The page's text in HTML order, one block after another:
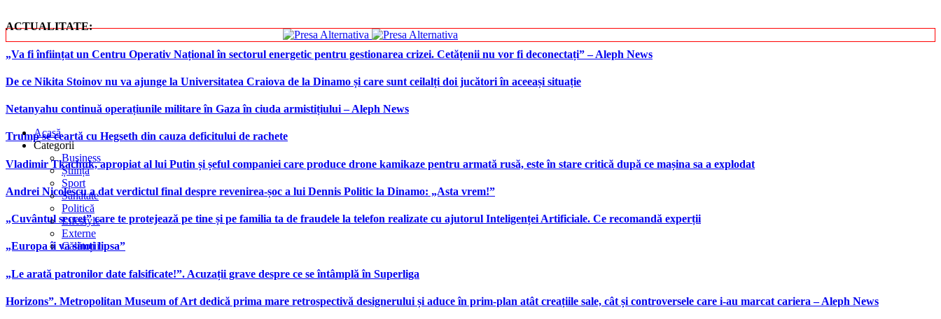
ACTUALITATE:
„Va fi înființat un Centru Operativ Național în sectorul energetic pentru gestionarea crizei. Cetățenii nu vor fi deconectați” – Aleph News
De ce Nikita Stoinov nu va ajunge la Universitatea Craiova de la Dinamo și care sunt ceilalți doi jucători în aceeași situație
Netanyahu continuă operațiunile militare în Gaza în ciuda armistițiului – Aleph News
Trump se ceartă cu Hegseth din cauza deficitului de rachete
Vladimir Tkachuk, apropiat al lui Putin și șeful companiei care produce drone kamikaze pentru armată rusă, este în stare critică după ce mașina sa a explodat
Andrei Nicolescu a dat verdictul final despre revenirea-șoc a lui Dennis Politic la Dinamo: „Asta vrem!”
„Cuvântul secret” care te protejează pe tine și pe familia ta de fraudele la telefon realizate cu ajutorul Inteligenței Artificiale. Ce recomandă experții
„Europa îi va simți lipsa”
„Le arată patronilor date falsificate!”. Acuzații grave despre ce se întâmplă în Superliga
Horizons”. Metropolitan Museum of Art dedică prima mare retrospectivă designerului și aduce în prim-plan atât creațiile sale, cât și controversele care i-au marcat cariera – Aleph News
Acasă
Categorii
Business
Știință
Sport
Sănătate
Politică
Lifestyle
Externe
Călătorii